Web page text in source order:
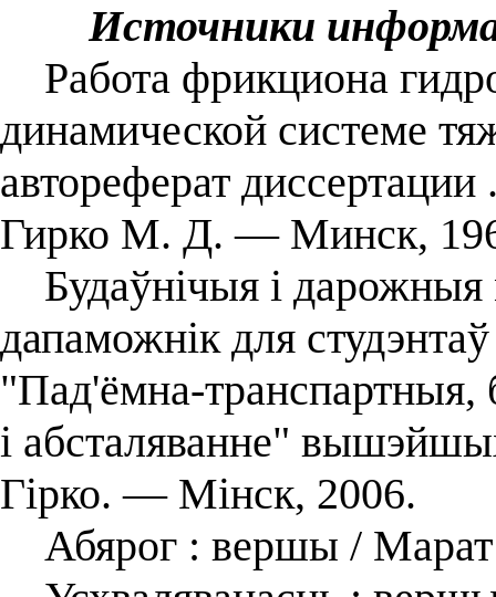
Источники
Работа фрикциона
динамической системе
автореферат
Гирко М. Д. — Минск,
Будаўнічыя і
дапаможнік для
"Пад'ёмна-
і абсталяванне"
Гірко. — Мінск, 2006.
Абярог : вершы /